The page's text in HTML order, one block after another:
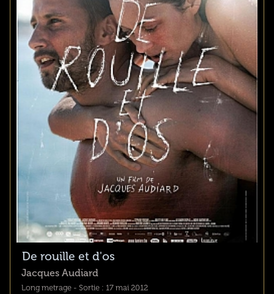
De rouille et d'os
Jacques Audiard
Long metrage - Sortie : 17 mai 2012